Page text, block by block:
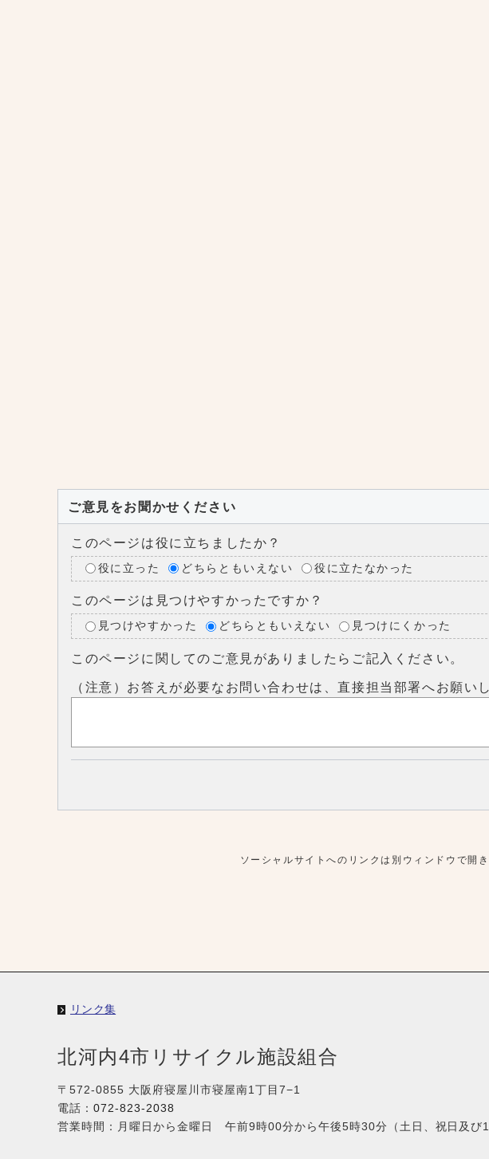
ご意見をお聞かせください
このページは役に立ちましたか？
役に立った どちらともいえない 役に立たなかった
このページは見つけやすかったですか？
見つけやすかった どちらともいえない 見つけにくかった
このページに関してのご意見がありましたらご記入ください。
（注意）お答えが必要なお問い合わせは、直接担当部署へお願い
ソーシャルサイトへのリンクは別ウィンドウで開
リンク集
北河内4市リサイクル施設組合
〒572-0855 大阪府寝屋川市寝屋南1丁目7−1
電話： 072-823-2038
営業時間：月曜日から金曜日 午前9時00分から午後5時30分（土日、祝日及び